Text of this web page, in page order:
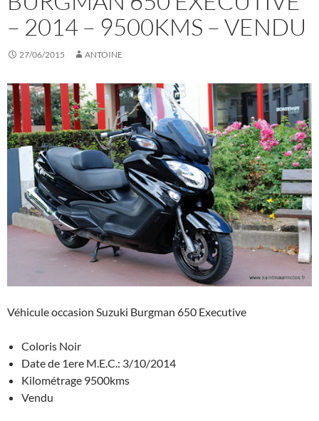
– 2014 – 9500KMS – VENDU
27/06/2015 ANTOINE
Véhicule occasion Suzuki Burgman 650 Executive
Coloris Noir
Date de 1ere M.E.C.: 3/10/2014
Kilométrage 9500kms
Vendu